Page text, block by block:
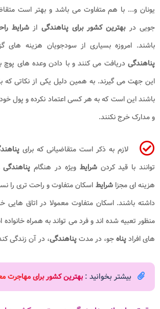
یونان و... با هم متفاوت می باشد و بهتر است
جویی دربهترین کشور برای پناهندگی از شرایط
باشند. امروزه بسیاری از سودجویان هزینه های
پناهندگی دریافت می کنند و با دادن وعده های پوچ به
این جهت می گیرند. به همین دلیل یکی از نکاتی که
باشند این است که به هر کسی اعتماد نکرده و پول
و مدارک خرج نکنند.
لازم به ذکر است متقاضیانی که برای
توانند با قید کردنشرایط ویژه در هنگام پناهندگی
هزینه ای مجزاشرایط اسکان متفاوت و راحت تری را
داشته باشند. اسکان متفاوت معمولا در اتاق
منظور تعبیه شده اند و فرد می تواند به همراه
های افرادپناهجو، در مدتپناهندگی، در آن زندگی
بیشتر بخوانید : بهترین کشور برای مهاجرت